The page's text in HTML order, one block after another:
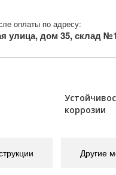
оплаты по адресу:
улица, дом 35, склад №1
коррозии
Другие